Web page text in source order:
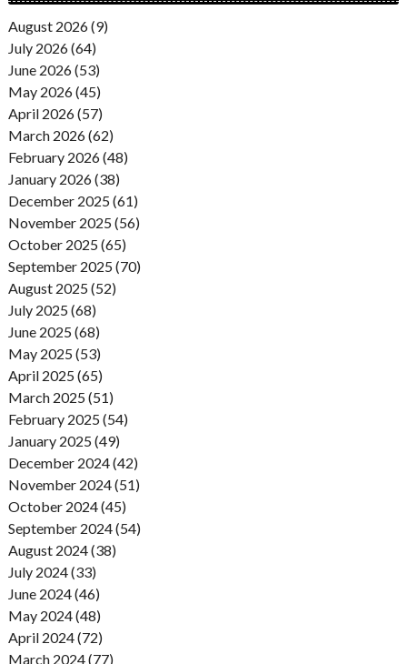
August 2026 (9)
July 2026 (64)
June 2026 (53)
May 2026 (45)
April 2026 (57)
March 2026 (62)
February 2026 (48)
January 2026 (38)
December 2025 (61)
November 2025 (56)
October 2025 (65)
September 2025 (70)
August 2025 (52)
July 2025 (68)
June 2025 (68)
May 2025 (53)
April 2025 (65)
March 2025 (51)
February 2025 (54)
January 2025 (49)
December 2024 (42)
November 2024 (51)
October 2024 (45)
September 2024 (54)
August 2024 (38)
July 2024 (33)
June 2024 (46)
May 2024 (48)
April 2024 (72)
March 2024 (77)